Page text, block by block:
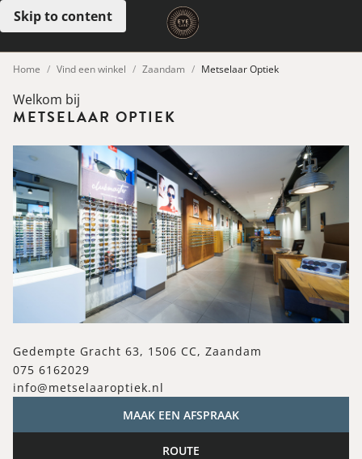
Skip to content
Open menu
Home Vind een winkel Zaandam Metselaar Optiek
Welkom bij
METSELAAR OPTIEK
Gedempte Gracht 63, 1506 CC, Zaandam
075 6162029
info@metselaaroptiek.nl
MAAK EEN AFSPRAAK
ROUTE